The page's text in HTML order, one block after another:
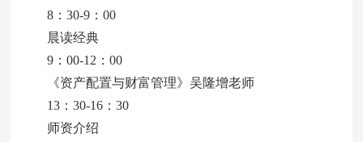
8：30-9：00
晨读经典
9：00-12：00
《资产配置与财富管理》吴隆增老师
13：30-16：30
师资介绍